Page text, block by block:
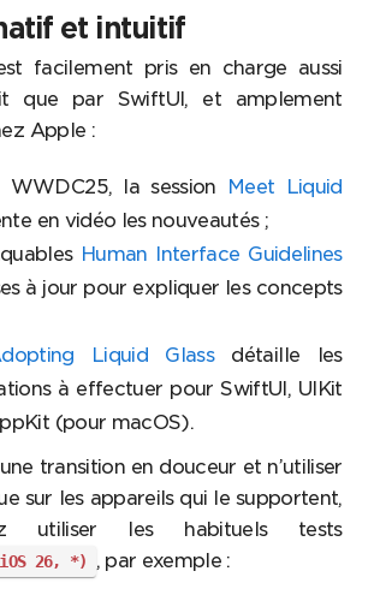
et intuitif
facilement pris en charge aussi
que par SwiftUI, et amplement
Apple :
la session
Meet Liquid
en vidéo les nouveautés ;
Human Interface Guidelines
à jour pour expliquer les concepts
Liquid Glassdétaille les
à effectuer pour SwiftUI, UIKit
(pour macOS).
transition en douceur et n’utiliser
sur les appareils qui le supportent,
utiliser les habituels tests
26, *) , par exemple :